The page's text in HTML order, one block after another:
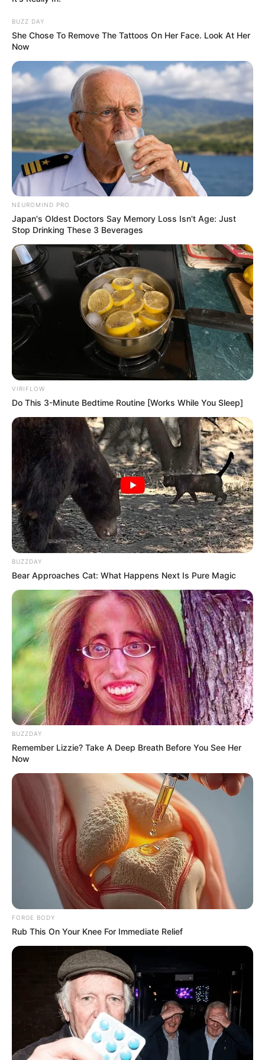
Why this ordinary drink is the secret to feeling your
best every day
These 9 Actresses Will Make You Rethink Good And
Evil!
BRAINBERRIES
Culkin Cracks Up The Web With His Own Version Of
‘Home Alone’
BRAINBERRIES
These Photos Make Us Nostalgic For The 70's
BRAINBERRIES
These '90s Couples Will Always Hold A Special Place
In Our Hearts
I Bet You Didn't Know It Was Really Happening?
BRAINBERRIES
BUZZ DAY
She Chose To Remove The Tattoos On Her Face. Look At Her
Now
NEUROMIND PRO
Japan's Oldest Doctors Say Memory Loss Isn't Age: Just
Stop Drinking These 3 Beverages
VIRIFLOW
Do This 3-Minute Bedtime Routine [Works While You Sleep]
BUZZDAY
Bear Approaches Cat: What Happens Next Is Pure Magic
BUZZDAY
Remember Lizzie? Take A Deep Breath Before You See Her
Now
FORGE BODY
Rub This On Your Knee For Immediate Relief